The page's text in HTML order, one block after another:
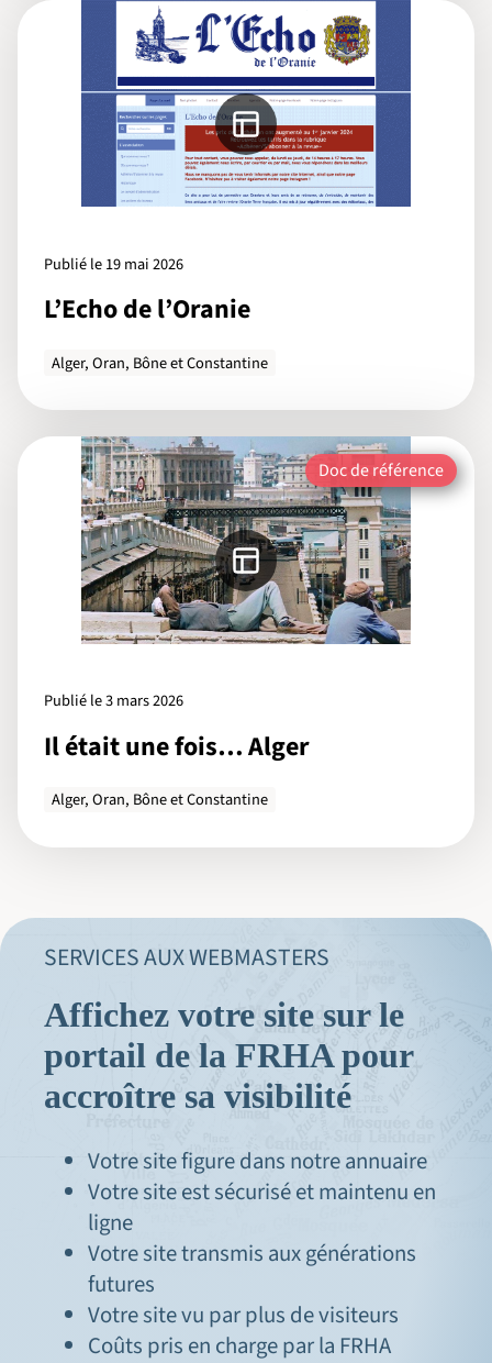
Publié le 19 mai 2026
L’Echo de l’Oranie
Alger, Oran, Bône et Constantine
Doc de référence
Publié le 3 mars 2026
Il était une fois… Alger
Alger, Oran, Bône et Constantine
SERVICES AUX WEBMASTERS
Affichez votre site sur le
portail de la FRHA pour
accroître sa visibilité
Votre site figure dans notre annuaire
Votre site est sécurisé et maintenu en
ligne
Votre site transmis aux générations
futures
Votre site vu par plus de visiteurs
Coûts pris en charge par la FRHA